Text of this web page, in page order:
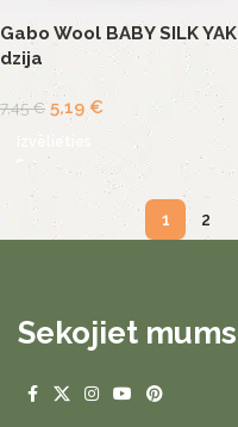
Gabo Wool BABY SILK YAK
dzija
7,45€ 5,19 €
Izvēlieties
1 2
Sekojiet mums